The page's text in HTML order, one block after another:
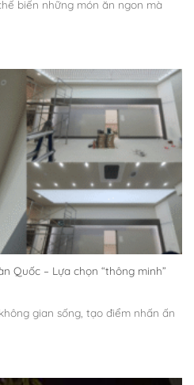
biến những món ăn ngon mà
Quốc – Lựa chọn “thông minh”
gian sống, tạo điểm nhấn ấn